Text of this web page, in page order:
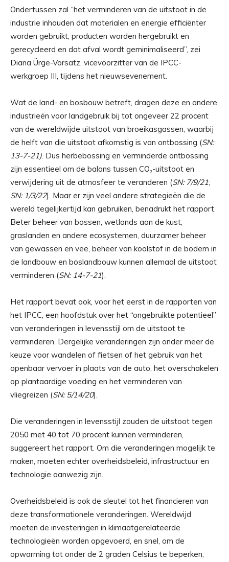
Ondertussen zal “het verminderen van de uitstoot in de
industrie inhouden dat materialen en energie efficiënter
worden gebruikt, producten worden hergebruikt en
gerecycleerd en dat afval wordt geminimaliseerd”, zei
Diana Ürge-Vorsatz, vicevoorzitter van de IPCC-
werkgroep III, tijdens het nieuwsevenement.
Wat de land- en bosbouw betreft, dragen deze en andere
industrieën voor landgebruik bij tot ongeveer 22 procent
van de wereldwijde uitstoot van broeikasgassen, waarbij
de helft van die uitstoot afkomstig is van ontbossing (SN:
13-7-21). Dus herbebossing en verminderde ontbossing
zijn essentieel om de balans tussen CO₂-uitstoot en
verwijdering uit de atmosfeer te veranderen (SN: 7/9/21;
SN: 1/3/22). Maar er zijn veel andere strategieën die de
wereld tegelijkertijd kan gebruiken, benadrukt het rapport.
Beter beheer van bossen, wetlands aan de kust,
graslanden en andere ecosystemen, duurzamer beheer
van gewassen en vee, beheer van koolstof in de bodem in
de landbouw en boslandbouw kunnen allemaal de uitstoot
verminderen (SN: 14-7-21).
Het rapport bevat ook, voor het eerst in de rapporten van
het IPCC, een hoofdstuk over het “ongebruikte potentieel”
van veranderingen in levensstijl om de uitstoot te
verminderen. Dergelijke veranderingen zijn onder meer de
keuze voor wandelen of fietsen of het gebruik van het
openbaar vervoer in plaats van de auto, het overschakelen
op plantaardige voeding en het verminderen van
vliegreizen (SN: 5/14/20).
Die veranderingen in levensstijl zouden de uitstoot tegen
2050 met 40 tot 70 procent kunnen verminderen,
suggereert het rapport. Om die veranderingen mogelijk te
maken, moeten echter overheidsbeleid, infrastructuur en
technologie aanwezig zijn.
Overheidsbeleid is ook de sleutel tot het financieren van
deze transformationele veranderingen. Wereldwijd
moeten de investeringen in klimaatgerelateerde
technologieën worden opgevoerd, en snel, om de
opwarming tot onder de 2 graden Celsius te beperken,